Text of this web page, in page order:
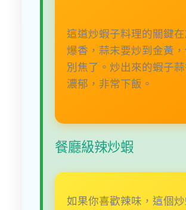
這道炒蝦子料理的關鍵
爆香，蒜末要炒到金黃
別焦了。炒出來的蝦子
濃郁，非常下飯。
餐廳級辣炒蝦
如果你喜歡辣味，這個